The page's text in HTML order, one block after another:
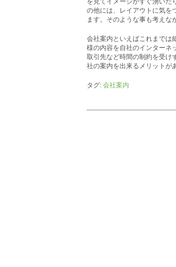
の他には、レイアウトに気を
ます。そのような事も考えな
会社案内といえばこれまでは
様の内容を自社のインターネ
取引先など時間の制約を受け
社の案内を出来るメリットが
タグ:会社案内